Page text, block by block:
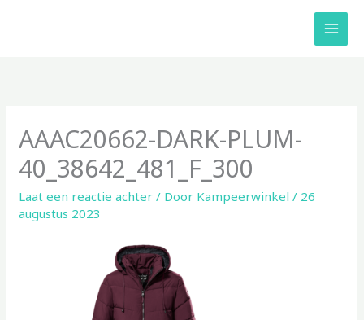
AAAC20662-DARK-PLUM-
40_38642_481_F_300
Laat een reactie achter / Door Kampeerwinkel/ 26
augustus 2023